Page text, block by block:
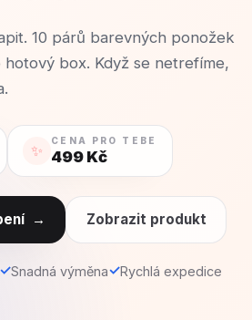
10 párů barevných ponožek
box. Když se netrefíme,
✨
CENA PRO TEBE
499 Kč
→ Zobrazit produkt
✓Snadná výměna✓Rychlá expedice